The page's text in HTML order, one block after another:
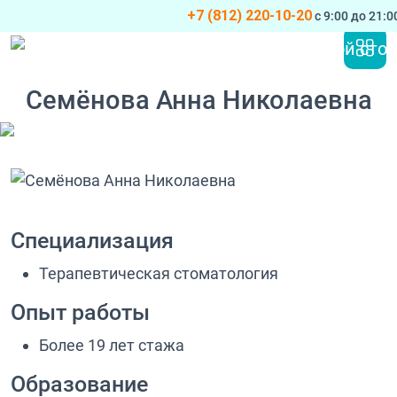
Перейти к содержимому
+7 (812) 220-10-20с 9:00 до
Семёнова Анна Николаевна
Специализация
Терапевтическая стоматология
Опыт работы
Более 19 лет стажа
Образование